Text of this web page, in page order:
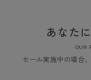
あなた
OUR
セール実施中の場合